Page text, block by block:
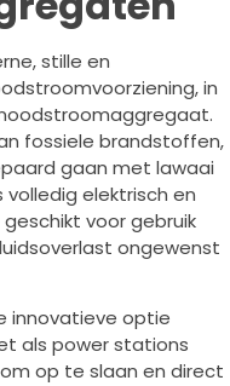
stille en
in
fossiele brandstoffen,
gaan met lawaai
elektrisch en
voor gebruik
ongewenst
innovatieve optie
als power stations
op te slaan en direct